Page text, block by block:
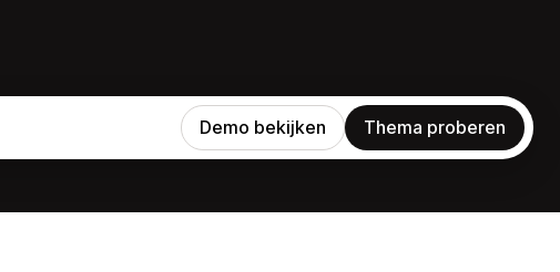
Demo bekijken Thema proberen